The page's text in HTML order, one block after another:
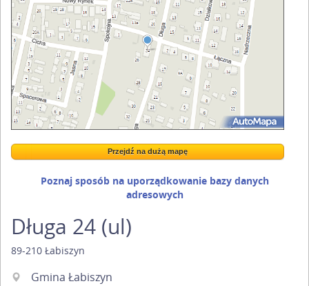
Wstaw tę mapkę na swoją stronę
Przejdź na dużą mapę
Przejdź na dużą mapę
Poznaj sposób na uporządkowanie bazy danych
adresowych
Długa 24 (ul)
89-210 Łabiszyn
Gmina Łabiszyn